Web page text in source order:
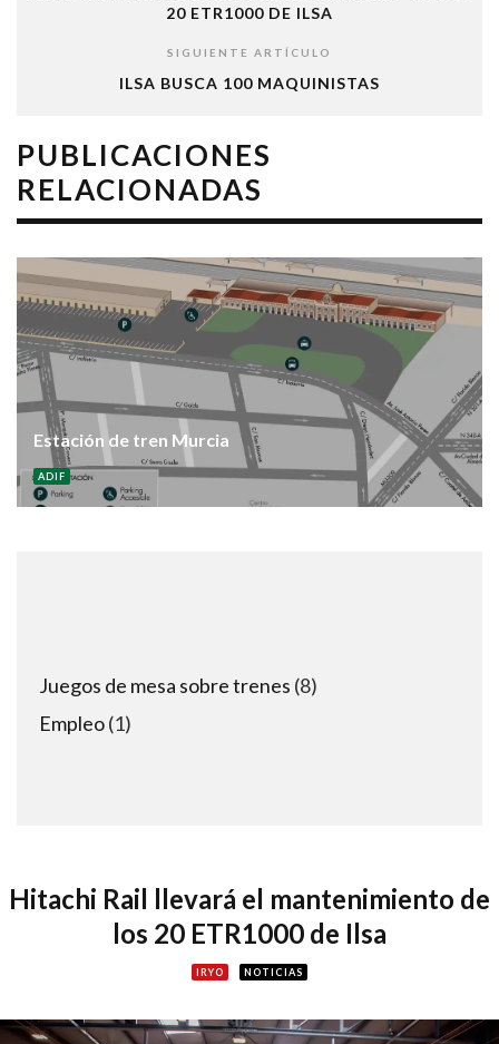
20 ETR1000 DE ILSA
SIGUIENTE ARTÍCULO
ILSA BUSCA 100 MAQUINISTAS
PUBLICACIONES
RELACIONADAS
Estación de tren Murcia
ADIF
Juegos de mesa sobre trenes 88
Empleo 11
Hitachi Rail llevará el mantenimiento de
los 20 ETR1000 de Ilsa
IRYO NOTICIAS